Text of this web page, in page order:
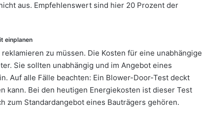
aus. Empfehlenswert sind hier 20 Prozent der
einplanen
zu müssen. Die Kosten für eine unabhängige
Sie sollten unabhängig und im Angebot eines
Auf alle Fälle beachten: Ein Blower-Door-Test deckt
kann. Bei den heutigen Energiekosten ist dieser Test
zum Standardangebot eines Bauträgers gehören.